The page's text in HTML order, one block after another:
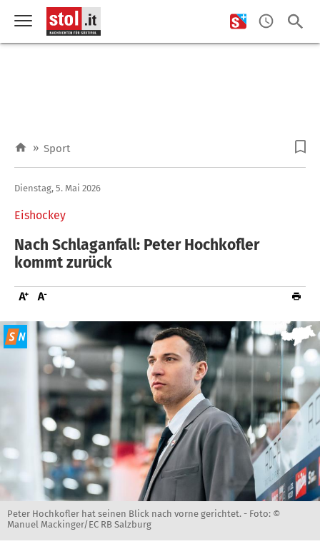
» Sport
Eishockey
Dienstag, 5. Mai 2026
Nach Schlaganfall: Peter Hochkofler
kommt zurück
Peter Hochkofler hat seinen Blick nach vorne gerichtet. - Foto: ©
Manuel Mackinger/EC RB Salzburg